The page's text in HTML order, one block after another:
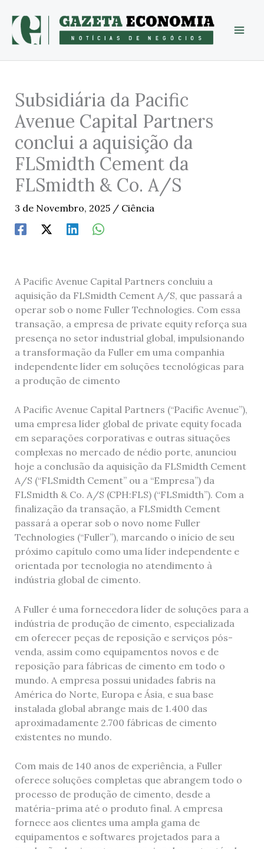
content
Subsidiária da Pacific
Avenue Capital Partners
conclui a aquisição da
FLSmidth Cement da
FLSmidth & Co. A/S
3 de Novembro, 2025 / Ciência
A Pacific Avenue Capital Partners concluiu a
aquisição da FLSmidth Cement A/S, que passará a
operar sob o nome Fuller Technologies. Com essa
transação, a empresa de private equity reforça sua
presença no setor industrial global, impulsionando
a transformação da Fuller em uma companhia
independente líder em soluções tecnológicas para
a produção de cimento
A Pacific Avenue Capital Partners (“Pacific Avenue”),
uma empresa líder global de private equity focada
em separações corporativas e outras situações
complexas no mercado de nédio porte, anunciou
hoje a conclusão da aquisição da FLSmidth Cement
A/S (“FLSmidth Cement” ou a “Empresa”) da
FLSmidth & Co. A/S (CPH:FLS) (“FLSmidth”). Com a
finalização da transação, a FLSmidth Cement
passará a operar sob o novo nome Fuller
Technologies (“Fuller”), marcando o início de seu
próximo capítulo como uma líder independente e
orientada por tecnologia no atendimento à
indústria global de cimento.
A Fuller é uma fornecedora líder de soluções para a
indústria de produção de cimento, especializada
em oferecer peças de reposição e serviços pós-
venda, assim como equipamentos novos e de
reposição para fábricas de cimento em todo o
mundo. A empresa possui unidades fabris na
América do Norte, Europa e Ásia, e sua base
instalada global abrange mais de 1.400 das
aproximadamente 2.700 fábricas de cimento
existentes no mundo.
Com mais de 140 anos de experiência, a Fuller
oferece soluções completas que abrangem todo o
processo de produção de cimento, desde a
matéria-prima até o produto final. A empresa
fornece aos clientes uma ampla gama de
equipamentos e softwares projetados para a